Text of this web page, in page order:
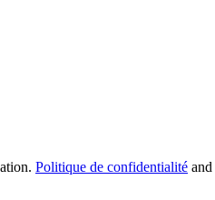
Politique de confidentialité and